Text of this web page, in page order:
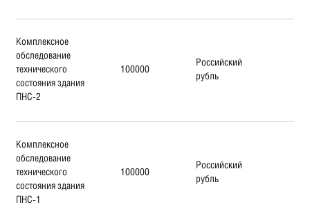
Комплексное
обследование
технического
состояния здания
ПНС-2
100000
Российский
рубль
Комплексное
обследование
технического
состояния здания
ПНС-1
100000
Российский
рубль